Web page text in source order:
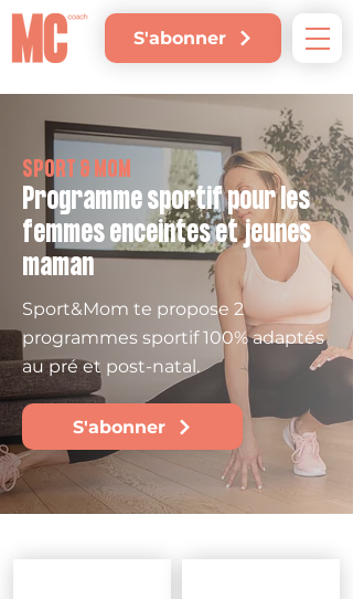
S'abonner
SPORT & MOM
Programme sportif pour les
femmes enceintes et jeunes
maman
Sport&Mom te propose 2
programmes sportif 100% adaptés
au pré et post-natal.
S'abonner